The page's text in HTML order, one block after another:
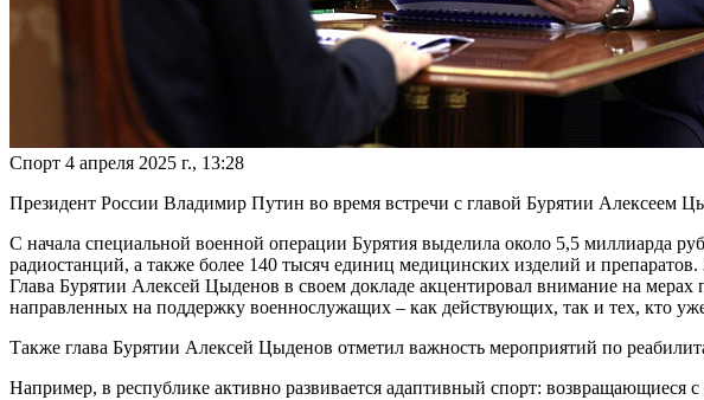
Спорт 4 апреля 2025 г., 13:28
Президент России Владимир Путин во время встречи с главой Бурятии Алексеем
С начала специальной военной операции Бурятия выделила около 5,5 миллиарда
радиостанций, а также более 140 тысяч единиц медицинских изделий и
Глава Бурятии Алексей Цыденов в своем докладе акцентировал внимание на
направленных на поддержку военнослужащих – как действующих, так и тех, кто
Также глава Бурятии Алексей Цыденов отметил важность мероприятий по
Например, в республике активно развивается адаптивный спорт: